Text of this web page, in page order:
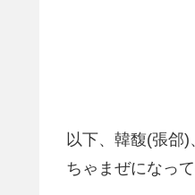
以下、韓馥(張郃
ちゃまぜになっ